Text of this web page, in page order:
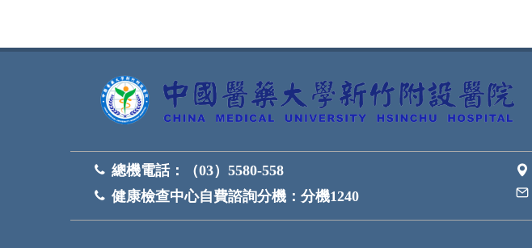
總機電話：
（03）5580-558
健康檢查中心自費諮詢分機： 分機1240